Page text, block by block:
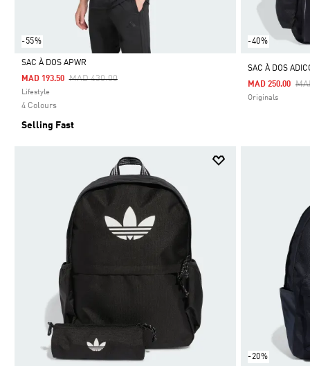
-55%
Selected
SAC À DOS APWR
Price Reduced From
MAD 430.00To
MAD 193.50
Lifestyle
4 Colours
Selling Fast
-40%
SAC À DOS
MAD 250.00
Originals
-20%